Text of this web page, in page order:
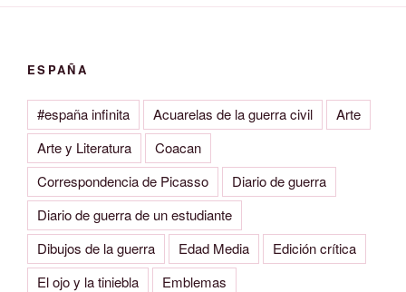
ESPAÑA
#españa infinita Acuarelas de la guerra civil
Arte
Arte y Literatura
Coacan
Correspondencia de Picasso
Diario de guerra
Diario de guerra de un estudiante
Dibujos de la guerra
Edad Media
Edición crítica
El ojo y la tiniebla
Emblemas